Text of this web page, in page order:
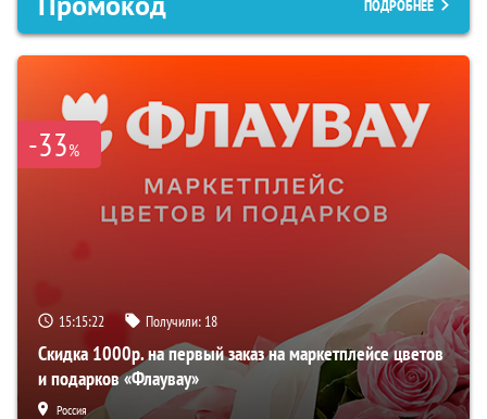
ПОДРОБНЕЕ
-33%
15:15:21 Получили: 18
Скидка 1000р. на первый заказ на маркетплейсе цветов
и подарков «Флаувау»
Россия